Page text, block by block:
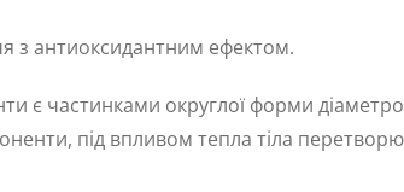
з антиоксидантним ефектом.
є частинками округлої форми
під впливом тепла тіла